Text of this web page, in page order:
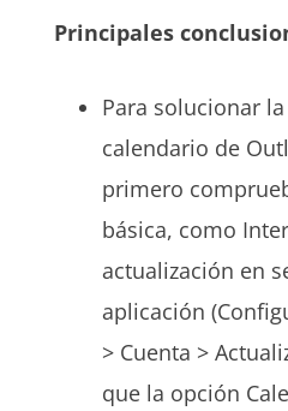
Principales
Para solucionar
calendario de
primero
básica, como
actualización en
aplicación
> Cuenta >
que la opción